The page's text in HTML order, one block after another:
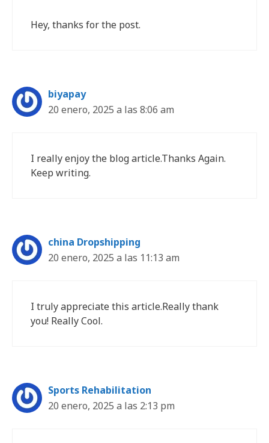
Hey, thanks for the post.
biyapay
20 enero, 2025 a las 8:06 am
I really enjoy the blog article.Thanks Again.
Keep writing.
china Dropshipping
20 enero, 2025 a las 11:13 am
I truly appreciate this article.Really thank
you! Really Cool.
Sports Rehabilitation
20 enero, 2025 a las 2:13 pm